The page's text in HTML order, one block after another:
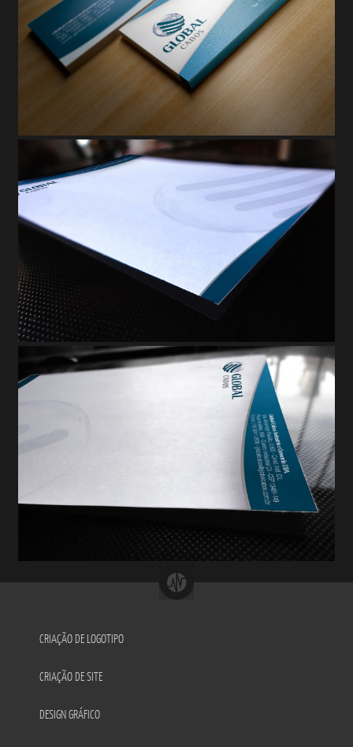
CRIAÇÃO DE LOGOTIPO
CRIAÇÃO DE SITE
DESIGN GRÁFICO